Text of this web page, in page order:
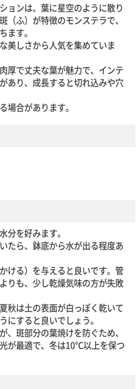
ョンは、葉に星空のように散り
（ふ）が特徴のモンステラで、
ます。
美しさから人気を集めていま
厚で丈夫な葉が魅力で、インテ
あり、成長すると切れ込みや穴
合があります。
分を好みます。
たら、鉢底から水が出る程度あ
ける）を与えると良いです。管
りも、少し乾燥気味の方が失敗
秋は土の表面が白っぽく乾いて
にすると良いでしょう。
、斑部分の葉焼けを防ぐため、
が最適で、冬は10℃以上を保つ